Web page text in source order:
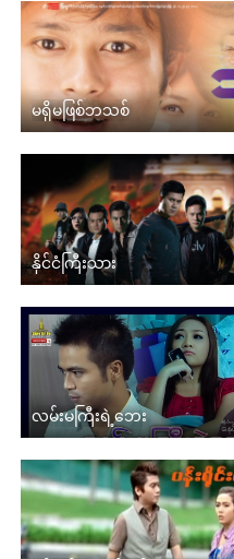
မရှိမဖြစ်ဘသစ်
နိုင်ငံကြီးသား
လမ်းမကြီးရဲ့ဘေး